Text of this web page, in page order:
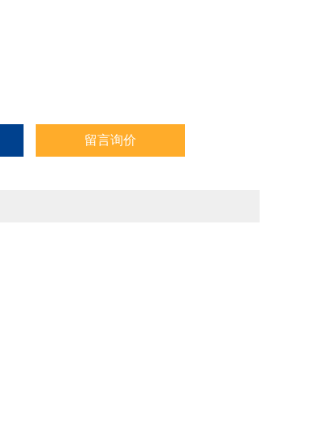
留言询价